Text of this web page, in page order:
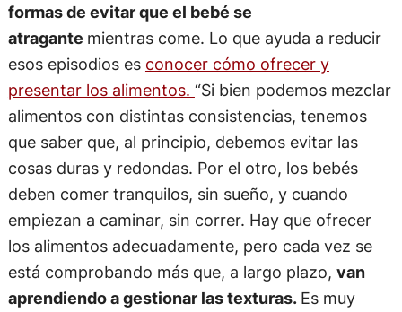
formas de evitar que el bebé se
atragante mientras come. Lo que ayuda a reducir
esos episodios es conocer cómo ofrecer y
presentar los alimentos. “Si bien podemos mezclar
alimentos con distintas consistencias, tenemos
que saber que, al principio, debemos evitar las
cosas duras y redondas. Por el otro, los bebés
deben comer tranquilos, sin sueño, y cuando
empiezan a caminar, sin correr. Hay que ofrecer
los alimentos adecuadamente, pero cada vez se
está comprobando más que, a largo plazo, van
aprendiendo a gestionar las texturas. Es muy